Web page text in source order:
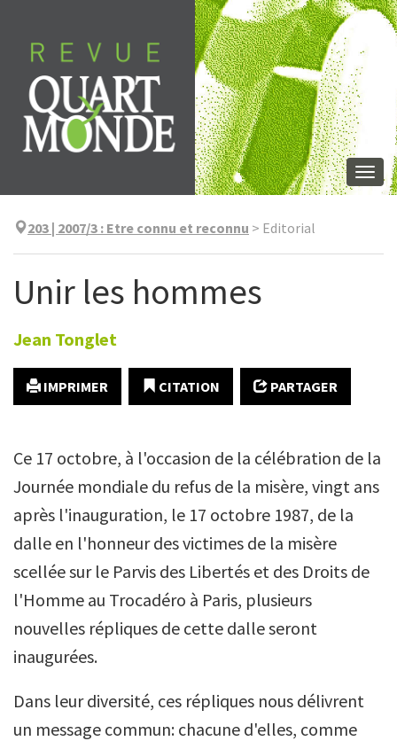
contenu
203 | 2007/3 : Etre connu et reconnu > Editorial
Unir les hommes
Jean Tonglet
IMPRIMER CITATION PARTAGER
Ce 17 octobre, à l'occasion de la célébration de la
Journée mondiale du refus de la misère, vingt ans
après l'inauguration, le 17 octobre 1987, de la
dalle en l'honneur des victimes de la misère
scellée sur le Parvis des Libertés et des Droits de
l'Homme au Trocadéro à Paris, plusieurs
nouvelles répliques de cette dalle seront
inaugurées.
Dans leur diversité, ces répliques nous délivrent
un message commun: chacune d'elles, comme